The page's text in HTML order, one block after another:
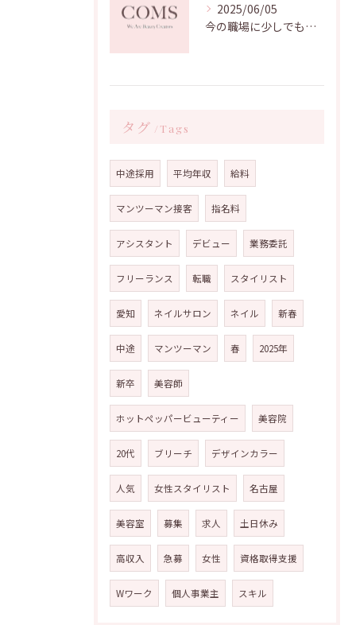
2025/06/05
今の職場に少しでも不安を持たれている方、必見！[名古屋美容師求人]
タグ Tags
中途採用 平均年収 給料
マンツーマン接客 指名料
アシスタント デビュー 業務委託
フリーランス 転職 スタイリスト
愛知 ネイルサロン ネイル 新春
中途 マンツーマン 春 2025年
新卒 美容師
ホットペッパービューティー 美容院
20代 ブリーチ デザインカラー
人気 女性スタイリスト 名古屋
美容室 募集 求人 土日休み
高収入 急募 女性 資格取得支援
Wワーク 個人事業主 スキル